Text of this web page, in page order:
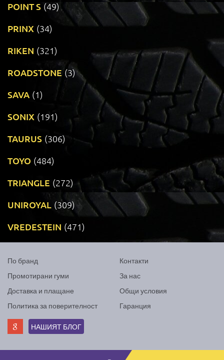
POINT S (49)
PRINX (34)
RIKEN (321)
ROADSTONE (3)
SAVA (1)
SONIX (191)
TAURUS (306)
TOYO (484)
TRIANGLE (272)
UNIROYAL (309)
VREDESTEIN (471)
По бранд
Промотирани гуми
Доставка и плащане
Политика за поверителност
Контакти
За нас
Общи условия
Гаранция
НАШИЯТ БЛОГ